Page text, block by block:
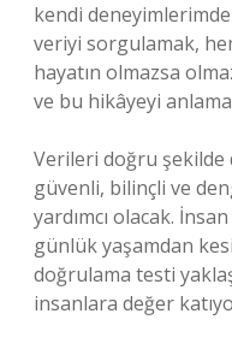
kendi
veriyi sorgulamak,
hayatın olmazsa
ve bu hikâyeyi
Verileri doğru şekilde
güvenli, bilinçli ve
yardımcı olacak.
günlük yaşamdan
doğrulama testi
insanlara değer